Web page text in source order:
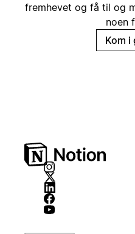
fremhevet og få til og
noen
Kom i